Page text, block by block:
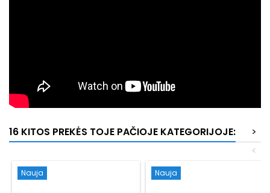
16 KITOS PREKĖS TOJE PAČIOJE KATEGORIJOJE:
>
<
Nauja Nauja